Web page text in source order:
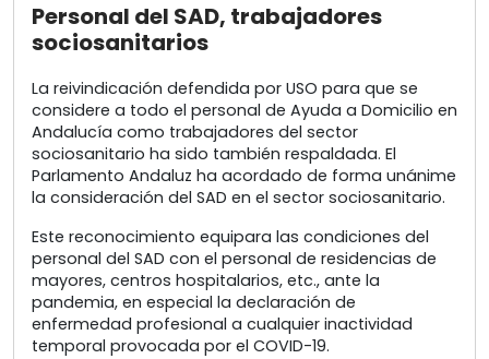
Personal del SAD, trabajadores
sociosanitarios
La reivindicación defendida por USO para que se
considere a todo el personal de Ayuda a Domicilio en
Andalucía como trabajadores del sector
sociosanitario ha sido también respaldada. El
Parlamento Andaluz ha acordado de forma unánime
la consideración del SAD en el sector sociosanitario.
Este reconocimiento equipara las condiciones del
personal del SAD con el personal de residencias de
mayores, centros hospitalarios, etc., ante la
pandemia, en especial la declaración de
enfermedad profesional a cualquier inactividad
temporal provocada por el COVID-19.